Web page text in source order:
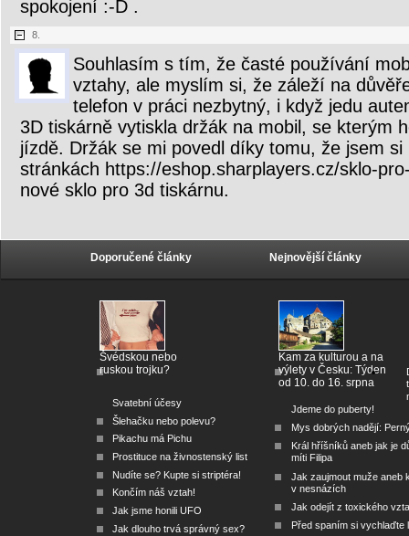
spokojení :-D .
8.
Souhlasím s tím, že časté používání
vztahy, ale myslím si, že záleží na
telefon v práci nezbytný, i když jedu
3D tiskárně vytiskla držák na mobil, se kterým
jízdě. Držák se mi povedl díky tomu, že jsem si
stránkách https://eshop.sharplayers.cz/sklo-
nové sklo pro 3d tiskárnu.
Doporučené články
Švédskou nebo
ruskou trojku?
Svatební účesy
Šlehačku nebo polevu?
Pikachu má Pichu
Prostituce na živnostenský list
Nudíte se? Kupte si striptéra!
Končím náš vztah!
Jak jsme honili UFO
Jak dlouho trvá správný sex?
Nejnovější články
Kam za kulturou a na
výlety v Česku: Týden
od 10. do 16. srpna
Jdeme do puberty!
Mys dobrých nadějí:
Král hříšníků aneb jak je
míti Filipa
Jak zaujmout muže aneb
v nesnázích
Jak odejít z toxického
Před spaním si vychlaďte